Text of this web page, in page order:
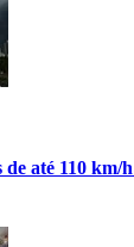
até 110 km/